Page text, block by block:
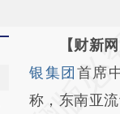
请务必在总
AI基
[https://
【财新
银集团 首席
称，东南亚